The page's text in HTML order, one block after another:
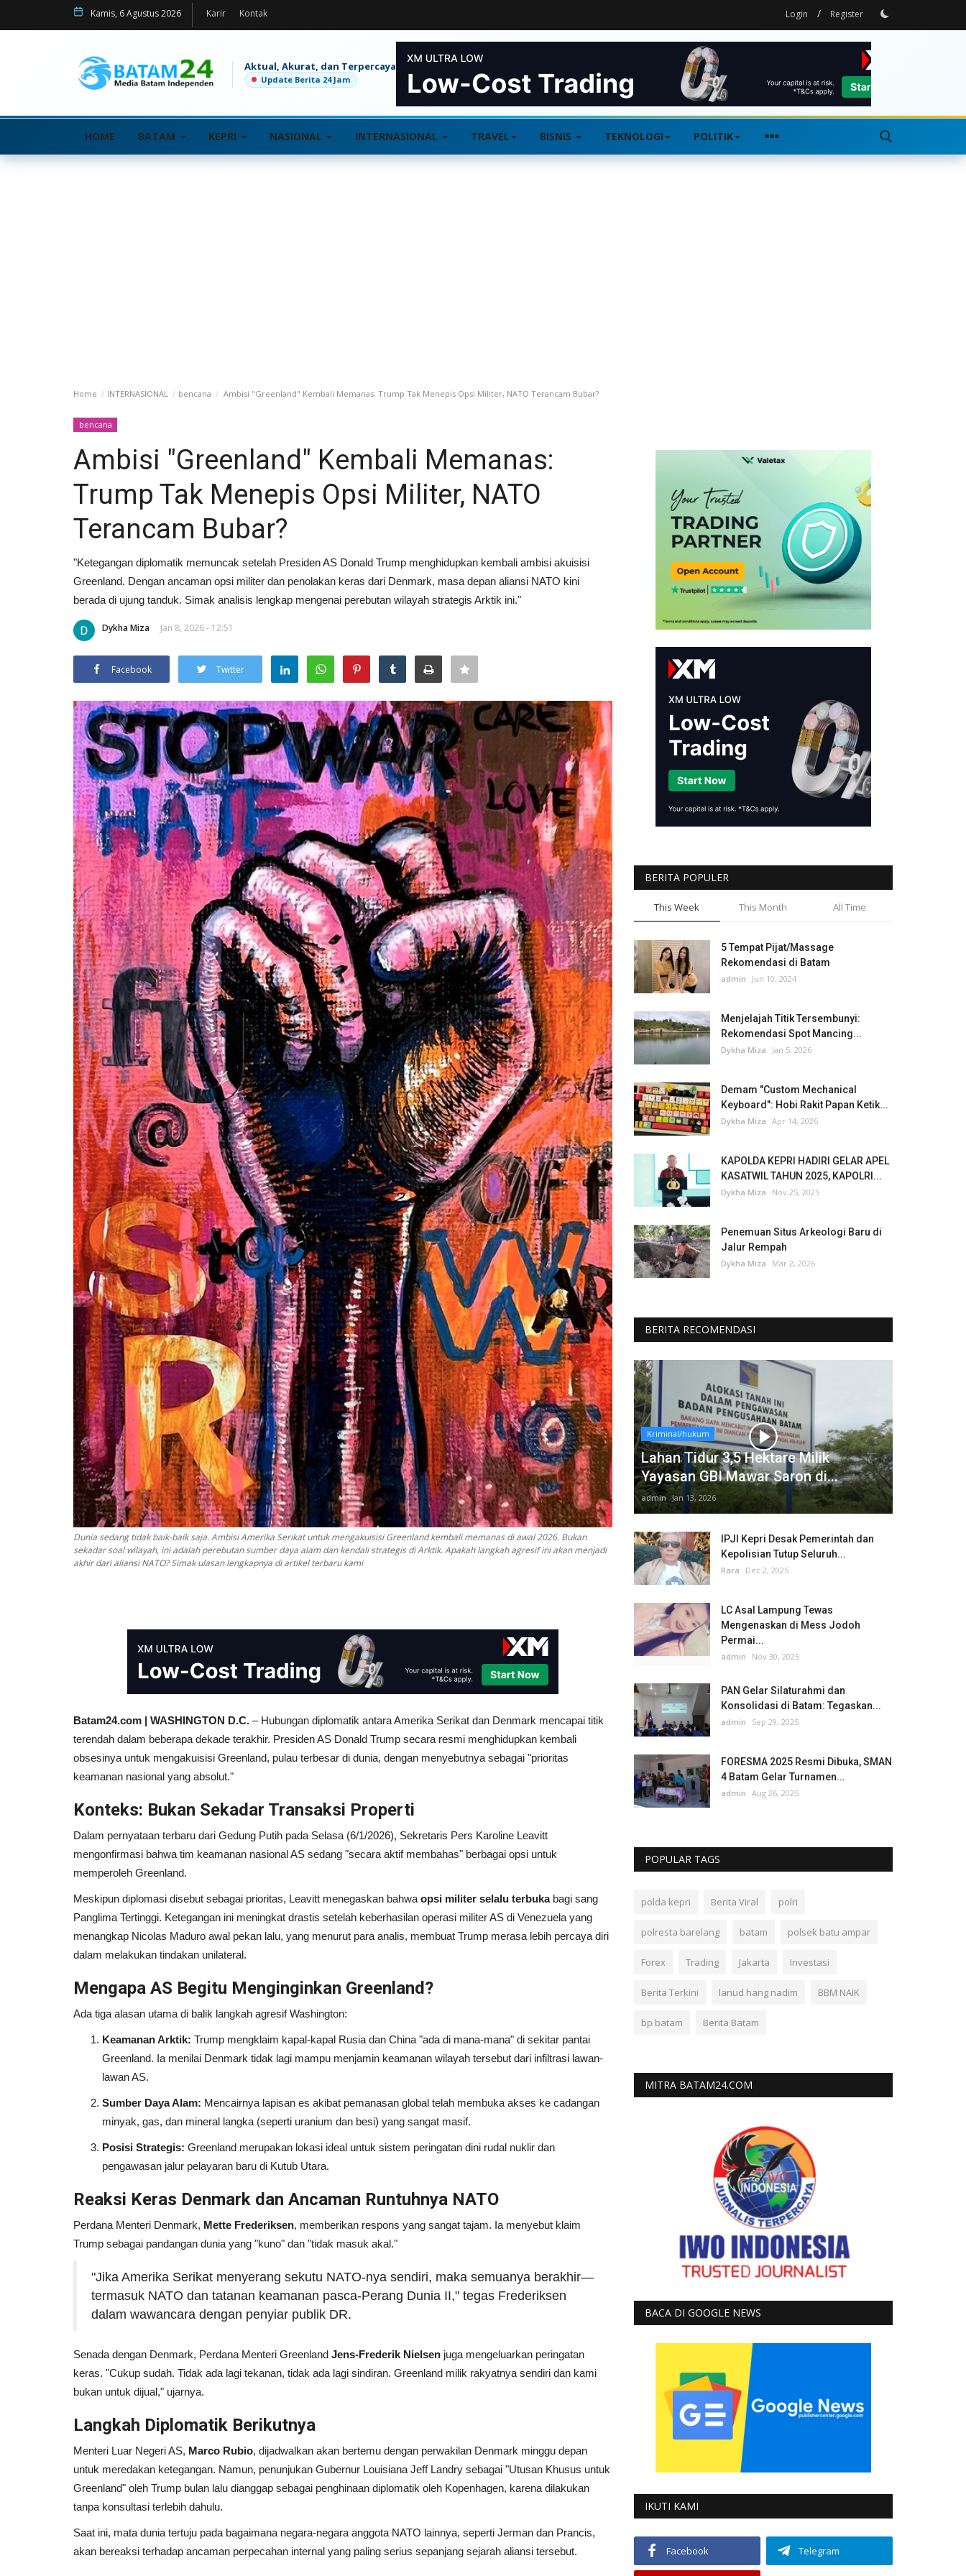
Kamis, 6 Agustus 2026 Karir Kontak Login / Register
Aktual, Akurat, dan Terpercaya
Update Berita 24 Jam
HOME BATAM KEPRI NASIONAL INTERNASIONAL TRAVEL BISNIS TEKNOLOGI POLITIK
Home INTERNASIONAL bencana Ambisi "Greenland" Kembali Memanas: Trump Tak Menepis Opsi Militer, NATO Terancam Bubar?
bencana
Ambisi "Greenland" Kembali Memanas:
Trump Tak Menepis Opsi Militer, NATO
Terancam Bubar?
"Ketegangan diplomatik memuncak setelah Presiden AS Donald Trump menghidupkan kembali ambisi akuisisi
Greenland. Dengan ancaman opsi militer dan penolakan keras dari Denmark, masa depan aliansi NATO kini
berada di ujung tanduk. Simak analisis lengkap mengenai perebutan wilayah strategis Arktik ini."
Dykha Miza Jan 8, 2026 - 12:51
Facebook Twitter
Dunia sedang tidak baik-baik saja. Ambisi Amerika Serikat untuk mengakuisisi Greenland kembali memanas di awal 2026. Bukan
sekadar soal wilayah, ini adalah perebutan sumber daya alam dan kendali strategis di Arktik. Apakah langkah agresif ini akan menjadi
akhir dari aliansi NATO? Simak ulasan lengkapnya di artikel terbaru kami
Batam24.com | WASHINGTON D.C. – Hubungan diplomatik antara Amerika Serikat dan Denmark mencapai titik
terendah dalam beberapa dekade terakhir. Presiden AS Donald Trump secara resmi menghidupkan kembali
obsesinya untuk mengakuisisi Greenland, pulau terbesar di dunia, dengan menyebutnya sebagai "prioritas
keamanan nasional yang absolut."
Konteks: Bukan Sekadar Transaksi Properti
Dalam pernyataan terbaru dari Gedung Putih pada Selasa (6/1/2026), Sekretaris Pers Karoline Leavitt
mengonfirmasi bahwa tim keamanan nasional AS sedang "secara aktif membahas" berbagai opsi untuk
memperoleh Greenland.
Meskipun diplomasi disebut sebagai prioritas, Leavitt menegaskan bahwa opsi militer selalu terbukabagi sang
Panglima Tertinggi. Ketegangan ini meningkat drastis setelah keberhasilan operasi militer AS di Venezuela yang
menangkap Nicolas Maduro awal pekan lalu, yang menurut para analis, membuat Trump merasa lebih percaya diri
dalam melakukan tindakan unilateral.
Mengapa AS Begitu Menginginkan Greenland?
Ada tiga alasan utama di balik langkah agresif Washington:
Keamanan Arktik: Trump mengklaim kapal-kapal Rusia dan China "ada di mana-mana" di sekitar pantai
Greenland. Ia menilai Denmark tidak lagi mampu menjamin keamanan wilayah tersebut dari infiltrasi lawan-
lawan AS.
Sumber Daya Alam: Mencairnya lapisan es akibat pemanasan global telah membuka akses ke cadangan
minyak, gas, dan mineral langka (seperti uranium dan besi) yang sangat masif.
Posisi Strategis: Greenland merupakan lokasi ideal untuk sistem peringatan dini rudal nuklir dan
pengawasan jalur pelayaran baru di Kutub Utara.
Reaksi Keras Denmark dan Ancaman Runtuhnya NATO
Perdana Menteri Denmark, Mette Frederiksen, memberikan respons yang sangat tajam. Ia menyebut klaim
Trump sebagai pandangan dunia yang "kuno" dan "tidak masuk akal."
"Jika Amerika Serikat menyerang sekutu NATO-nya sendiri, maka semuanya berakhir—
termasuk NATO dan tatanan keamanan pasca-Perang Dunia II," tegas Frederiksen
dalam wawancara dengan penyiar publik DR.
Senada dengan Denmark, Perdana Menteri Greenland Jens-Frederik Nielsen juga mengeluarkan peringatan
keras. "Cukup sudah. Tidak ada lagi tekanan, tidak ada lagi sindiran. Greenland milik rakyatnya sendiri dan kami
bukan untuk dijual," ujarnya.
Langkah Diplomatik Berikutnya
Menteri Luar Negeri AS, Marco Rubio, dijadwalkan akan bertemu dengan perwakilan Denmark minggu depan
untuk meredakan ketegangan. Namun, penunjukan Gubernur Louisiana Jeff Landry sebagai "Utusan Khusus untuk
Greenland" oleh Trump bulan lalu dianggap sebagai penghinaan diplomatik oleh Kopenhagen, karena dilakukan
tanpa konsultasi terlebih dahulu.
Saat ini, mata dunia tertuju pada bagaimana negara-negara anggota NATO lainnya, seperti Jerman dan Prancis,
akan bereaksi terhadap ancaman perpecahan internal yang paling serius sepanjang sejarah aliansi tersebut.
BERITA POPULER
This Week This Month All Time
5 Tempat Pijat/Massage
Rekomendasi di Batam
admin Jun 10, 2024
Menjelajah Titik Tersembunyi:
Rekomendasi Spot Mancing...
Dykha Miza Jan 5, 2026
Demam "Custom Mechanical
Keyboard": Hobi Rakit Papan Ketik...
Dykha Miza Apr 14, 2026
KAPOLDA KEPRI HADIRI GELAR APEL
KASATWIL TAHUN 2025, KAPOLRI...
Dykha Miza Nov 25, 2025
Penemuan Situs Arkeologi Baru di
Jalur Rempah
Dykha Miza Mar 2, 2026
BERITA RECOMENDASI
Kriminal/hukum
Lahan Tidur 3,5 Hektare Milik
Yayasan GBI Mawar Saron di...
admin Jan 13, 2026
IPJI Kepri Desak Pemerintah dan
Kepolisian Tutup Seluruh...
Rara Dec 2, 2025
LC Asal Lampung Tewas
Mengenaskan di Mess Jodoh
Permai...
admin Nov 30, 2025
PAN Gelar Silaturahmi dan
Konsolidasi di Batam: Tegaskan...
admin Sep 29, 2025
FORESMA 2025 Resmi Dibuka, SMAN
4 Batam Gelar Turnamen...
admin Aug 26, 2025
POPULAR TAGS
polda kepri Berita Viral polri
polresta barelang batam polsek batu ampar
Forex Trading Jakarta Investasi
Berita Terkini lanud hang nadim BBM NAIK
bp batam Berita Batam
MITRA BATAM24.COM
BACA DI GOOGLE NEWS
IKUTI KAMI
Facebook Telegram